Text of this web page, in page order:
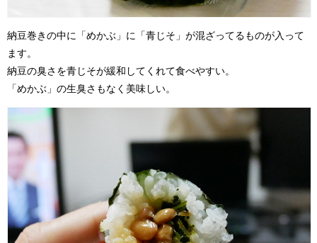
納豆巻きの中に「めかぶ」に「青じそ」が混ざってるものが入って
ます。
納豆の臭さを青じそが緩和してくれて食べやすい。
「めかぶ」の生臭さもなく美味しい。